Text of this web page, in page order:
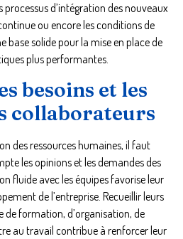
d’intégration des nouveaux
ou encore les conditions de
base solide pour la mise en place de
plus performantes.
besoins et les
collaborateurs
des ressources humaines, il faut
les opinions et les demandes des
fluide avec les équipes favorise leur
de l’entreprise. Recueillir leurs
de formation, d’organisation, de
au travail contribue à renforcer leur